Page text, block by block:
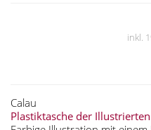
inkl.
Calau
Plastiktasche der